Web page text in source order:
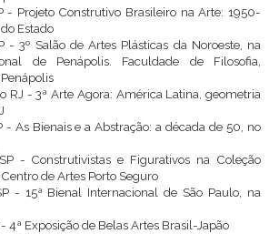
- Projeto Construtivo Brasileiro na Arte: 1950-
Estado
- 3º Salão de Artes Plásticas da Noroeste, na
de Penápolis. Faculdade de Filosofia,
RJ - 3ª Arte Agora: América Latina, geometria
- As Bienais e a Abstração: a década de 50, no
- Construtivistas e Figurativos na Coleção
de Artes Porto Seguro
- 15ª Bienal Internacional de São Paulo, na
4ª Exposição de Belas Artes Brasil-Japão